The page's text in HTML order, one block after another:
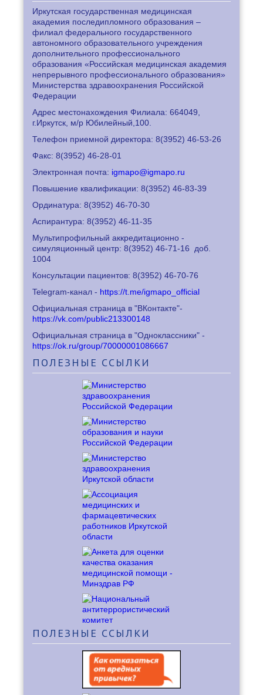
Иркутская государственная медицинская
академия последипломного образования –
филиал федерального государственного
автономного образовательного учреждения
дополнительного профессионального
образования «Российская медицинская академия
непрерывного профессионального образования»
Министерства здравоохранения Российской
Федерации
Адрес местонахождения Филиала: 664049,
г.Иркутск, м/р Юбилейный,100.
Телефон приемной директора: 8(3952) 46-53-26
Факс: 8(3952) 46-28-01
Электронная почта: igmapo@igmapo.ru
Повышение квалификации: 8(3952) 46-83-39
Ординатура: 8(3952) 46-70-30
Аспирантура: 8(3952) 46-11-35
Мультипрофильный аккредитационно -
симуляционный центр: 8(3952) 46-71-16
доб.
1004
Консультации пациентов: 8(3952) 46-70-76
Telegram-канал - https://t.me/igmapo_official
Официальная страница в "ВКонтакте"-
https://vk.com/public213300148
Официальная страница в "Одноклассники" -
https://ok.ru/group/70000001086667
ПОЛЕЗНЫЕ ССЫЛКИ
ПОЛЕЗНЫЕ ССЫЛКИ